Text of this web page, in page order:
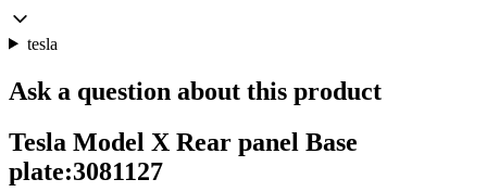
tesla
Ask a question about this product
Tesla Model X Rear panel Base
plate:3081127